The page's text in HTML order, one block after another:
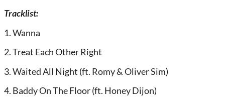
Tracklist:
1. Wanna
2. Treat Each Other Right
3. Waited All Night (ft. Romy & Oliver Sim)
4. Baddy On The Floor (ft. Honey Dijon)